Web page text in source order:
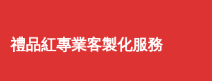
禮品紅專業客製化服務